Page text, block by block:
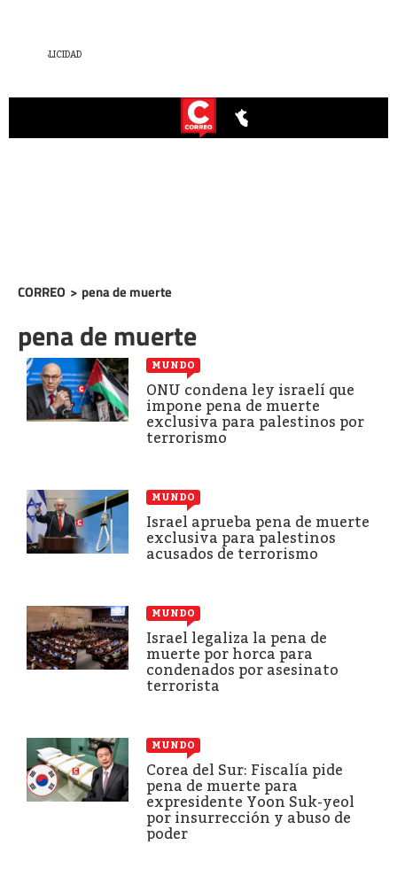
CORREO > pena de muerte
pena de muerte
MUNDO
ONU condena ley israelí que
impone pena de muerte
exclusiva para palestinos por
terrorismo
MUNDO
Israel aprueba pena de muerte
exclusiva para palestinos
acusados de terrorismo
MUNDO
Israel legaliza la pena de
muerte por horca para
condenados por asesinato
terrorista
MUNDO
Corea del Sur: Fiscalía pide
pena de muerte para
expresidente Yoon Suk-yeol
por insurrección y abuso de
poder